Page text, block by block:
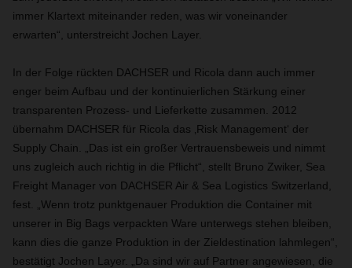
immer Klartext miteinander reden, was wir voneinander
erwarten“, unterstreicht Jochen Layer.
In der Folge rückten DACHSER und Ricola dann auch immer
enger beim Aufbau und der kontinuierlichen Stärkung einer
transparenten Prozess- und Lieferkette zusammen. 2012
übernahm DACHSER für Ricola das ‚Risk Management‘ der
Supply Chain. „Das ist ein großer Vertrauensbeweis und nimmt
uns zugleich auch richtig in die Pflicht“, stellt Bruno Zwiker, Sea
Freight Manager von DACHSER Air & Sea Logistics Switzerland,
fest. „Wenn trotz punktgenauer Produktion die Container mit
unserer in Big Bags verpackten Ware unterwegs stehen bleiben,
kann dies die ganze Produktion in der Zieldestination lahmlegen“,
bestätigt Jochen Layer. „Da sind wir auf Partner angewiesen, die